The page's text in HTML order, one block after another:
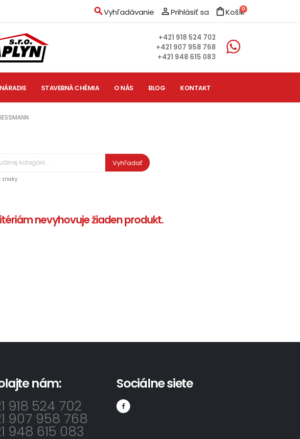
searchVyhľadávanie person_outlinePrihlásiť sa shopping_bagKošík0
+421 918 524 702
+421 907 958 768
+421 948 615 083
NÁRADIE STAVEBNÁ CHÉMIA O NÁS BLOG KONTAKT
Vyhľadať
znaky
nevyhovuje žiaden produkt.
nám:
918 524 702
907 958 768
948 615 083
Sociálne siete